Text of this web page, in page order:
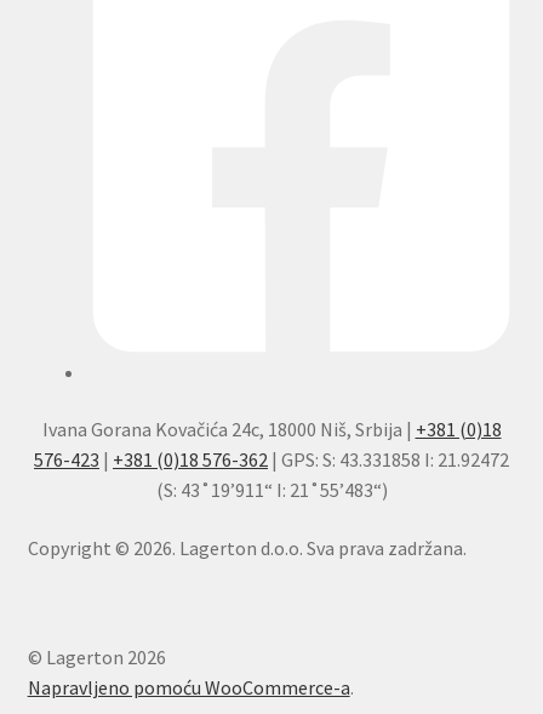
Ivana Gorana Kovačića 24c, 18000 Niš, Srbija | +381 (0)18
576-423 | +381 (0)18 576-362 | GPS: S: 43.331858 I: 21.92472
(S: 43˚19’911“ I: 21˚55’483“)
Copyright © 2026. Lagerton d.o.o. Sva prava zadržana.
© Lagerton 2026
Napravljeno pomoću WooCommerce-a.